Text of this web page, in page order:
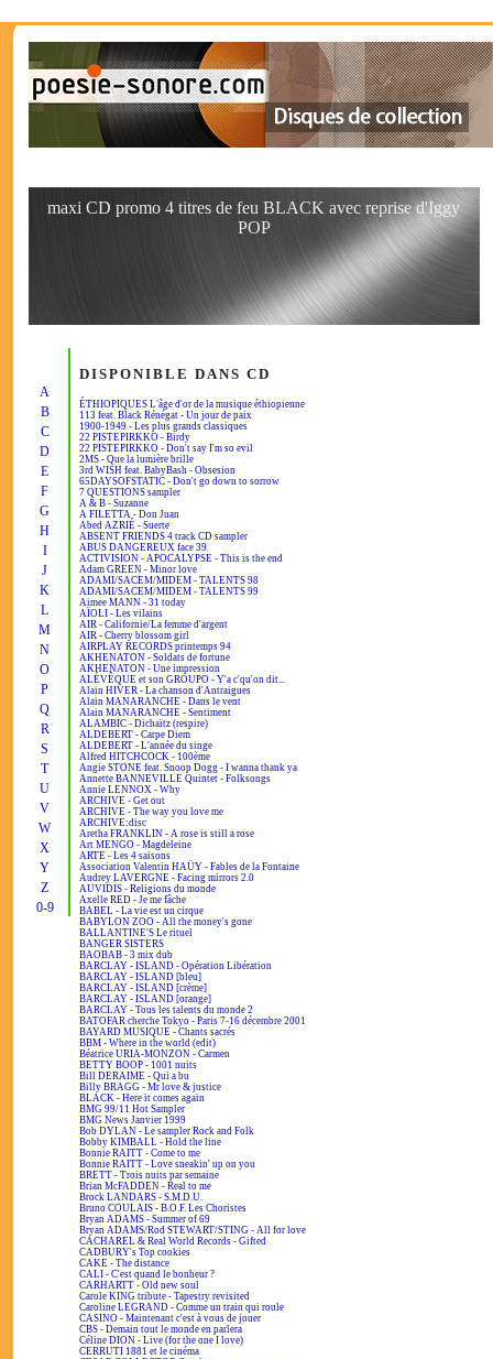
maxi CD promo 4 titres de feu BLACK avec reprise d'Iggy
POP
A
B
C
D
E
F
G
H
I
J
K
L
M
N
O
P
Q
R
S
T
U
V
W
X
Y
Z
0-9
DISPONIBLE DANS CD
ÉTHIOPIQUES L'âge d'or de la musique éthiopienne
113 feat. Black Rénégat - Un jour de paix
1900-1949 - Les plus grands classiques
22 PISTEPIRKKO - Birdy
22 PISTEPIRKKO - Don't say I'm so evil
2MS - Que la lumière brille
3rd WISH feat. BabyBash - Obsesion
65DAYSOFSTATIC - Don't go down to sorrow
7 QUESTIONS sampler
A & B - Suzanne
A FILETTA - Don Juan
Abed AZRIÉ - Suerte
ABSENT FRIENDS 4 track CD sampler
ABUS DANGEREUX face 39
ACTIVISION - APOCALYPSE - This is the end
Adam GREEN - Minor love
ADAMI/SACEM/MIDEM - TALENTS 98
ADAMI/SACEM/MIDEM - TALENTS 99
Aimee MANN - 31 today
AÏOLI - Les vilains
AIR - Californie/La femme d'argent
AIR - Cherry blossom girl
AIRPLAY RECORDS printemps 94
AKHENATON - Soldats de fortune
AKHENATON - Une impression
ALÉVÊQUE et son GROUPO - Y'a c'qu'on dit...
Alain HIVER - La chanson d'Antraigues
Alain MANARANCHE - Dans le vent
Alain MANARANCHE - Sentiment
ALAMBIC - Dichaïtz (respire)
ALDEBERT - Carpe Diem
ALDEBERT - L'année du singe
Alfred HITCHCOCK - 100ème
Angie STONE feat. Snoop Dogg - I wanna thank ya
Annette BANNEVILLE Quintet - Folksongs
Annie LENNOX - Why
ARCHIVE - Get out
ARCHIVE - The way you love me
ARCHIVE:disc
Aretha FRANKLIN - A rose is still a rose
Art MENGO - Magdeleine
ARTE - Les 4 saisons
Association Valentin HAÜY - Fables de la Fontaine
Audrey LAVERGNE - Facing mirrors 2.0
AUVIDIS - Religions du monde
Axelle RED - Je me fâche
BABEL - La vie est un cirque
BABYLON ZOO - All the money's gone
BALLANTINE'S Le rituel
BANGER SISTERS
BAOBAB - 3 mix dub
BARCLAY - ISLAND - Opération Libération
BARCLAY - ISLAND [bleu]
BARCLAY - ISLAND [crème]
BARCLAY - ISLAND [orange]
BARCLAY - Tous les talents du monde 2
BATOFAR cherche Tokyo - Paris 7-16 décembre 2001
BAYARD MUSIQUE - Chants sacrés
BBM - Where in the world (edit)
Béatrice URIA-MONZON - Carmen
BETTY BOOP - 1001 nuits
Bill DERAIME - Qui a bu
Billy BRAGG - Mr love & justice
BLACK - Here it comes again
BMG 99/11 Hot Sampler
BMG News Janvier 1999
Bob DYLAN - Le sampler Rock and Folk
Bobby KIMBALL - Hold the line
Bonnie RAITT - Come to me
Bonnie RAITT - Love sneakin' up on you
BRETT - Trois nuits par semaine
Brian McFADDEN - Real to me
Brock LANDARS - S.M.D.U.
Bruno COULAIS - B.O.F. Les Choristes
Bryan ADAMS - Summer of 69
Bryan ADAMS/Rod STEWART/STING - All for love
CACHAREL & Real World Records - Gifted
CADBURY's Top cookies
CAKE - The distance
CALI - C'est quand le bonheur ?
CARHARTT - Old new soul
Carole KING tribute - Tapestry revisited
Caroline LEGRAND - Comme un train qui roule
CASINO - Maintenant c'est à vous de jouer
CBS - Demain tout le monde en parlera
Céline DION - Live (for the one I love)
CERRUTI 1881 et le cinéma